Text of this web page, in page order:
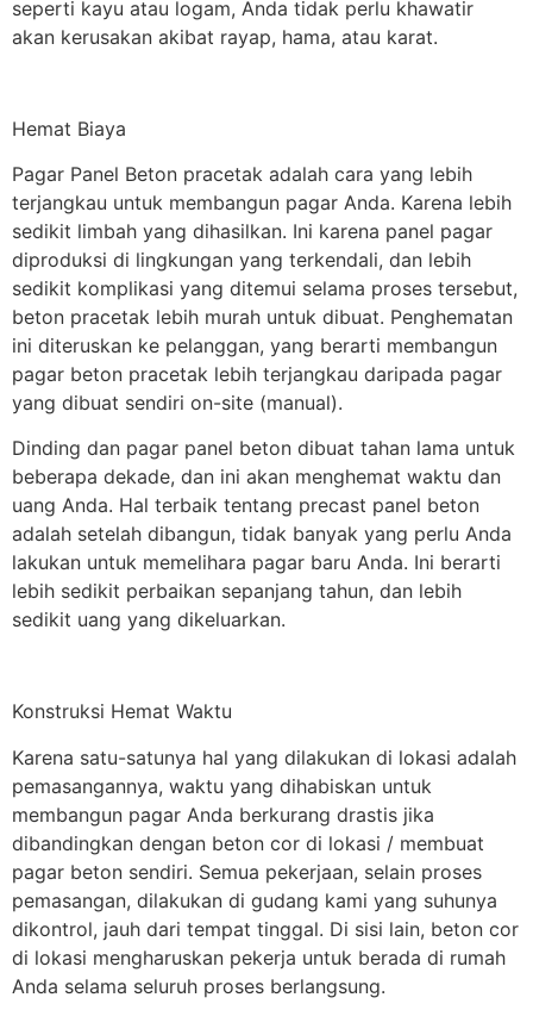
seperti kayu atau logam, Anda tidak perlu khawatir
akan kerusakan akibat rayap, hama, atau karat.
Hemat Biaya
Pagar Panel Beton pracetak adalah cara yang lebih
terjangkau untuk membangun pagar Anda. Karena lebih
sedikit limbah yang dihasilkan. Ini karena panel pagar
diproduksi di lingkungan yang terkendali, dan lebih
sedikit komplikasi yang ditemui selama proses tersebut,
beton pracetak lebih murah untuk dibuat. Penghematan
ini diteruskan ke pelanggan, yang berarti membangun
pagar beton pracetak lebih terjangkau daripada pagar
yang dibuat sendiri on-site (manual).
Dinding dan pagar panel beton dibuat tahan lama untuk
beberapa dekade, dan ini akan menghemat waktu dan
uang Anda. Hal terbaik tentang precast panel beton
adalah setelah dibangun, tidak banyak yang perlu Anda
lakukan untuk memelihara pagar baru Anda. Ini berarti
lebih sedikit perbaikan sepanjang tahun, dan lebih
sedikit uang yang dikeluarkan.
Konstruksi Hemat Waktu
Karena satu-satunya hal yang dilakukan di lokasi adalah
pemasangannya, waktu yang dihabiskan untuk
membangun pagar Anda berkurang drastis jika
dibandingkan dengan beton cor di lokasi / membuat
pagar beton sendiri. Semua pekerjaan, selain proses
pemasangan, dilakukan di gudang kami yang suhunya
dikontrol, jauh dari tempat tinggal. Di sisi lain, beton cor
di lokasi mengharuskan pekerja untuk berada di rumah
Anda selama seluruh proses berlangsung.